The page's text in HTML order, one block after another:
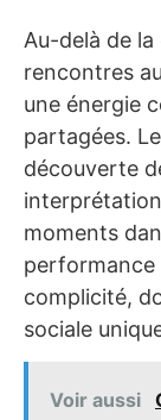
Au-delà de
rencontres
une énergie
partagées.
découverte
moments
performance
complicité,
sociale
Voir aussi